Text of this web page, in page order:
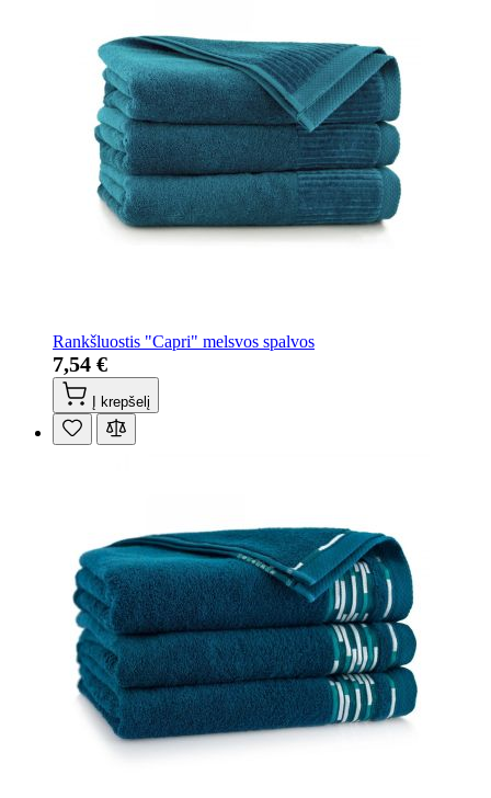
Rankšluostis "Capri" melsvos spalvos
7,54 €
Į krepšelį